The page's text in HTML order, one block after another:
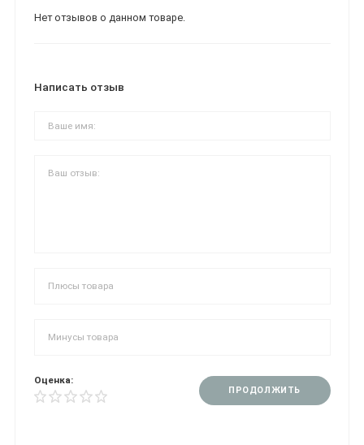
Нет отзывов о данном товаре.
Написать отзыв
Оценка:
ПРОДОЛЖИТЬ